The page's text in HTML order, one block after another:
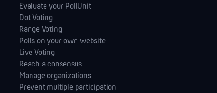
Evaluate your PollUnit
Dot Voting
Range Voting
Polls on your own website
Live Voting
Reach a consensus
Manage orga­nizations
Prevent multiple participation